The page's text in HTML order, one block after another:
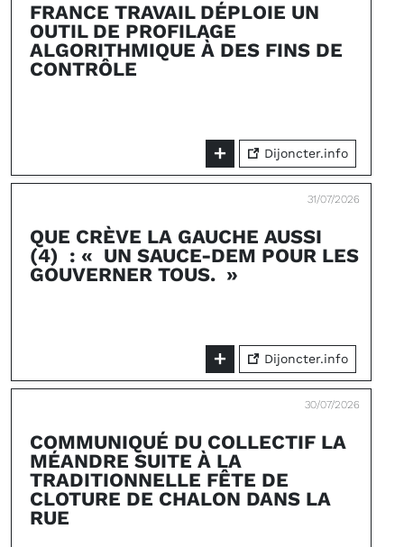
FRANCE TRAVAIL DÉPLOIE UN
OUTIL DE PROFILAGE
ALGORITHMIQUE À DES FINS DE
CONTRÔLE
Dijoncter.info
31/07/2026
QUE CRÈVE LA GAUCHE AUSSI
(4) : « UN SAUCE-DEM POUR LES
GOUVERNER TOUS. »
Dijoncter.info
30/07/2026
COMMUNIQUÉ DU COLLECTIF LA
MÉANDRE SUITE À LA
TRADITIONNELLE FÊTE DE
CLOTURE DE CHALON DANS LA
RUE